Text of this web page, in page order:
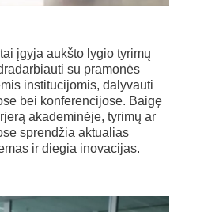
įgyja aukšto lygio tyrimų
su pramonės
institucijomis, dalyvauti
bei konferencijose. Baigę
akademinėje, tyrimų ar
sprendžia aktualias
ir diegia inovacijas.